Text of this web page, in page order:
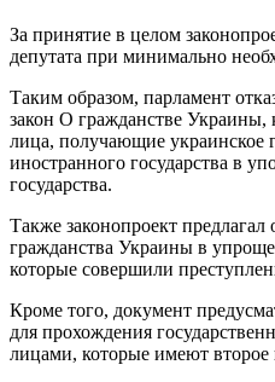
За принятие в целом
депутата при минимально
Таким образом, парламент
закон О гражданстве
лица, получающие украинское
иностранного государства в
государства.
Также законопроект
гражданства Украины в
которые совершили
Кроме того, документ
для прохождения
лицами, которые имеют второе